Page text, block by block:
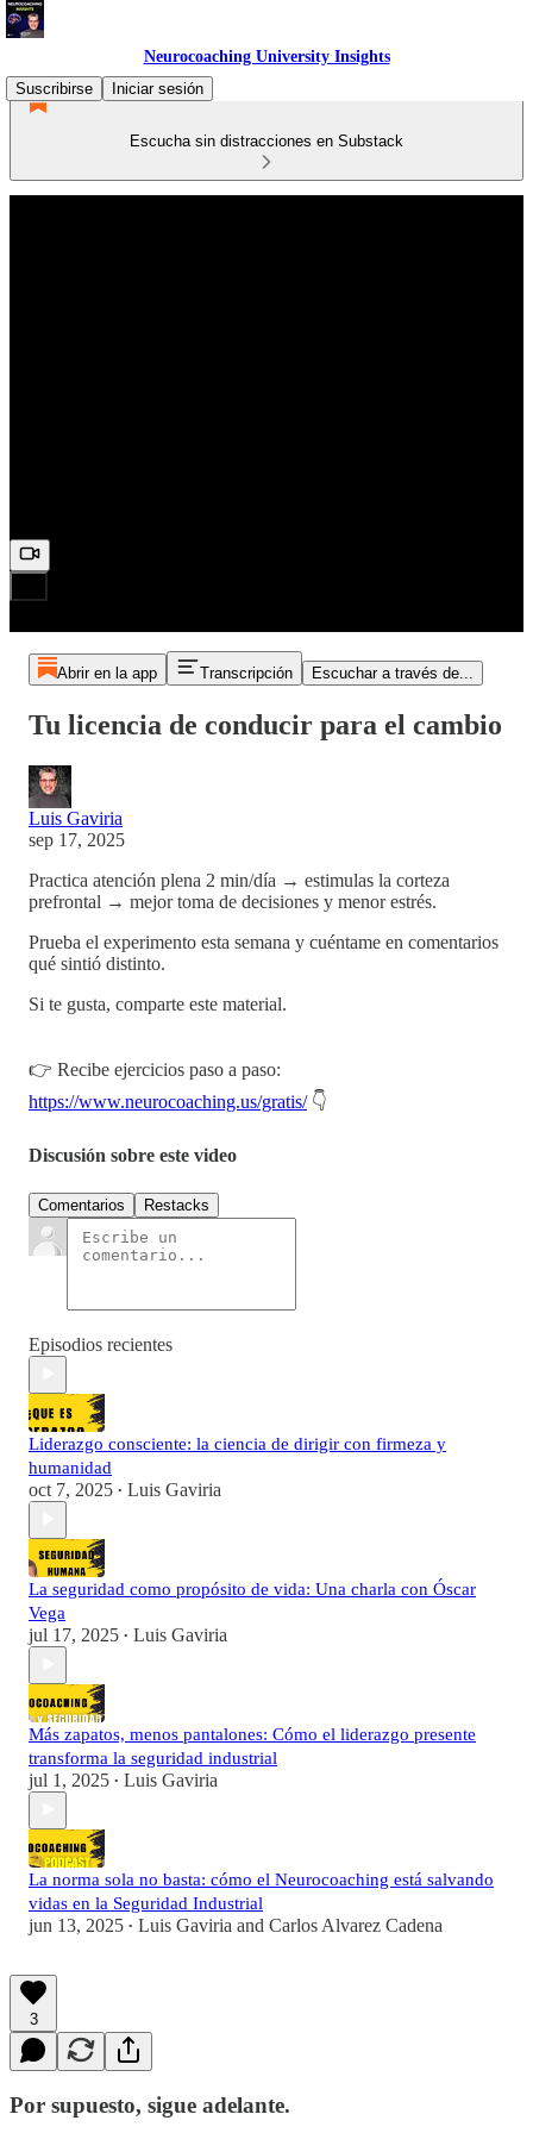
Neurocoaching University Insights
Suscribirse
Iniciar sesión
Escucha sin distracciones en Substack
Abrir en la app Transcripción Escuchar a través de...
Tu licencia de conducir para el cambio
Luis Gaviria
sep 17, 2025
Practica atención plena 2 min/día → estimulas la corteza
prefrontal → mejor toma de decisiones y menor estrés.
Prueba el experimento esta semana y cuéntame en comentarios
qué sintió distinto.
Si te gusta, comparte este material.
👉 Recibe ejercicios paso a paso:
https://www.neurocoaching.us/gratis/👇
Discusión sobre este video
Comentarios Restacks
Episodios recientes
Liderazgo consciente: la ciencia de dirigir con firmeza y
humanidad
oct 7, 2025 • Luis Gaviria
La seguridad como propósito de vida: Una charla con Óscar
Vega
jul 17, 2025 • Luis Gaviria
Más zapatos, menos pantalones: Cómo el liderazgo presente
transforma la seguridad industrial
jul 1, 2025 • Luis Gaviria
La norma sola no basta: cómo el Neurocoaching está salvando
vidas en la Seguridad Industrial
jun 13, 2025 • Luis Gaviria and Carlos Alvarez Cadena
3
Por supuesto, sigue adelante.